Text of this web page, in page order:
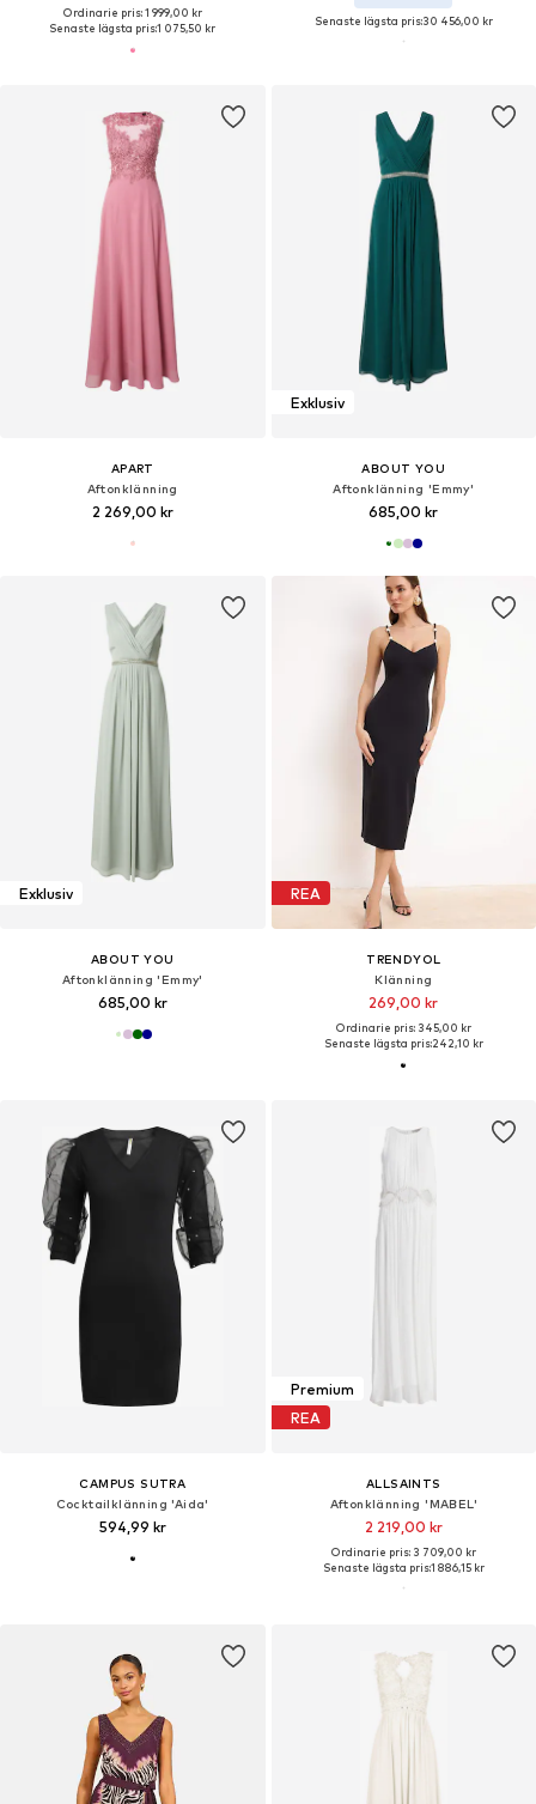
Ordinarie pris: 1 999,00 kr
Senaste lägsta pris:1 075,50 kr
Senaste lägsta pris:30 456,00 kr
APART
Aftonklänning
2 269,00 kr
Exklusiv
ABOUT YOU
Aftonklänning 'Emmy'
685,00 kr
Exklusiv
ABOUT YOU
Aftonklänning 'Emmy'
685,00 kr
REA
TRENDYOL
Klänning
269,00 kr
Ordinarie pris: 345,00 kr
Senaste lägsta pris:242,10 kr
CAMPUS SUTRA
Cocktailklänning 'Aida'
594,99 kr
Premium
REA
ALLSAINTS
Aftonklänning 'MABEL'
2 219,00 kr
Ordinarie pris: 3 709,00 kr
Senaste lägsta pris:1 886,15 kr